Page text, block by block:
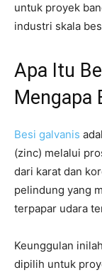
untuk proyek
industri skala
Apa Itu
Mengapa
Besi galvanis
(zinc) melalui
dari karat dan
pelindung yang
terpapar udara
Keunggulan
dipilih untuk